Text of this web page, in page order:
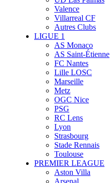
Valence
Villarreal CF
Autres Clubs
LIGUE 1
AS Monaco
AS Saint-Étienne
FC Nantes
Lille LOSC
Marseille
Metz
OGC Nice
PSG
RC Lens
Lyon
Strasbourg
Stade Rennais
Toulouse
PREMIER LEAGUE
Aston Villa
Arsenal